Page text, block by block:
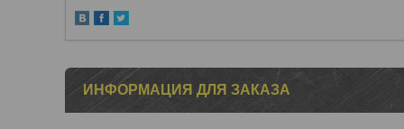
ИНФОРМАЦИЯ ДЛЯ ЗАКАЗА